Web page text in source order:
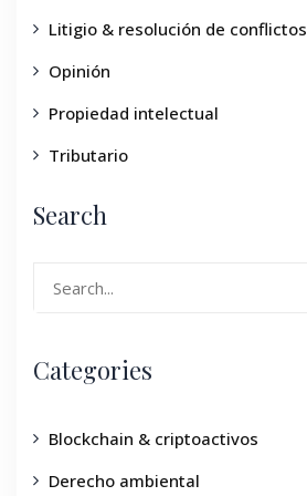
Litigio & resolución de conflictos
Opinión
Propiedad intelectual
Tributario
Search
Categories
Blockchain & criptoactivos
Derecho ambiental